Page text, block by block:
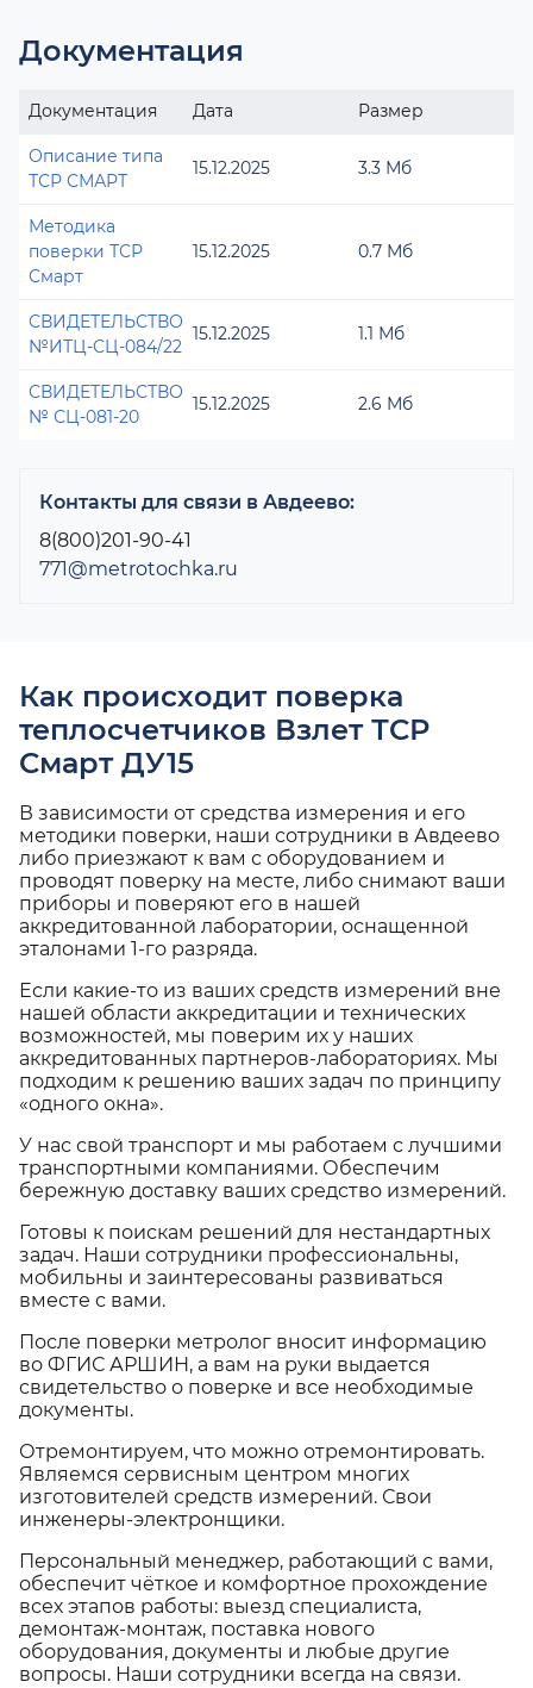
Документация
Документация Дата Размер
Описание типа
ТСР СМАРТ
15.12.2025 3.3 Мб
Методика
поверки ТСР
Смарт
15.12.2025 0.7 Мб
СВИДЕТЕЛЬСТВО
№ИТЦ-СЦ-084/22
15.12.2025 1.1 Мб
СВИДЕТЕЛЬСТВО
№ СЦ-081-20
15.12.2025 2.6 Мб
Контакты для связи в Авдеево:
8(800)201-90-41
771@metrotochka.ru
Как происходит поверка
теплосчетчиков Взлет ТСР
Смарт ДУ15
В зависимости от средства измерения и его
методики поверки, наши сотрудники в Авдеево
либо приезжают к вам с оборудованием и
проводят поверку на месте, либо снимают ваши
приборы и поверяют его в нашей
аккредитованной лаборатории, оснащенной
эталонами 1-го разряда.
Если какие-то из ваших средств измерений вне
нашей области аккредитации и технических
возможностей, мы поверим их у наших
аккредитованных партнеров-лабораториях. Мы
подходим к решению ваших задач по принципу
«одного окна».
У нас свой транспорт и мы работаем с лучшими
транспортными компаниями. Обеспечим
бережную доставку ваших средство измерений.
Готовы к поискам решений для нестандартных
задач. Наши сотрудники профессиональны,
мобильны и заинтересованы развиваться
вместе с вами.
После поверки метролог вносит информацию
во ФГИС АРШИН, а вам на руки выдается
свидетельство о поверке и все необходимые
документы.
Отремонтируем, что можно отремонтировать.
Являемся сервисным центром многих
изготовителей средств измерений. Свои
инженеры-электронщики.
Персональный менеджер, работающий с вами,
обеспечит чёткое и комфортное прохождение
всех этапов работы: выезд специалиста,
демонтаж-монтаж, поставка нового
оборудования, документы и любые другие
вопросы. Наши сотрудники всегда на связи.